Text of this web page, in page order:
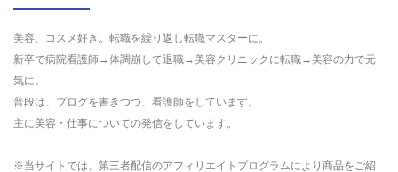
美容、コスメ好き。転職を繰り返し転職マスターに。
新卒で病院看護師→体調崩して退職→美容クリニックに転職→美容の力で元
気に。
普段は、ブログを書きつつ、看護師をしています。
主に美容・仕事についての発信をしています。
※当サイトでは、第三者配信のアフィリエイトプログラムにより商品をご紹